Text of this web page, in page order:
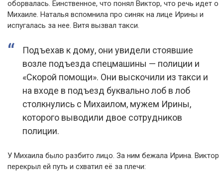
оборвалась. Еинственное, что понял Виктор, что речь идет о
Михаиле. Наталья вспомнила про синяк на лице Ирины и
испугалась за нее. Витя вызвал такси.
Подъехав к дому, они увидели стоявшие
возле подъезда спецмашины — полиции и
«Скорой помощи». Они выскочили из такси и
на входе в подъезд буквально лоб в лоб
столкнулись с Михаилом, мужем Ирины,
которого выводили двое сотрудников
полиции.
У Михаила было разбито лицо. За ним бежала Ирина. Виктор
перекрыл ей путь и схватил её за плечи: